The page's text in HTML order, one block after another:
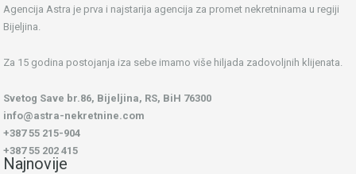
Agencija Astra je prva i najstarija agencija za promet nekretninama u regiji
Bijeljina.
Za 15 godina postojanja iza sebe imamo više hiljada zadovoljnih klijenata.
Svetog Save br.86, Bijeljina, RS, BiH 76300
info@astra-nekretnine.com
+387 55 215-904
+387 55 202 415
Najnovije